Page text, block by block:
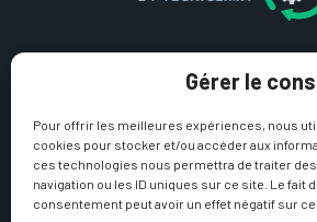
Gérer le
Pour offrir les meilleures expériences, nous
cookies pour stocker et/ou accéder aux
ces technologies nous permettra de traiter
navigation ou les ID uniques sur ce site. Le fait
consentement peut avoir un effet négatif sur
pour pompe à chaleur et
climatisation